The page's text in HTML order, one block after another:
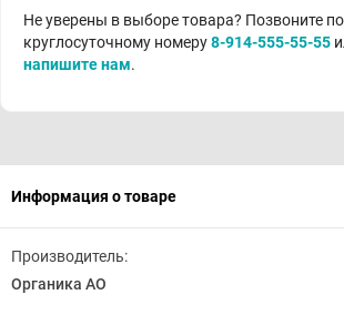
Не уверены в выборе товара? Позвоните по
круглосуточному номеру8-914-555-55-55
напишите нам.
Информация о товаре
Производитель:
Органика АО